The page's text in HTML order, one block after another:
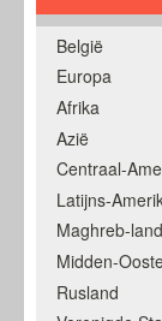
België
Europa
Afrika
Azië
Centraal-
Latijns-
Maghreb-
Midden-
Rusland